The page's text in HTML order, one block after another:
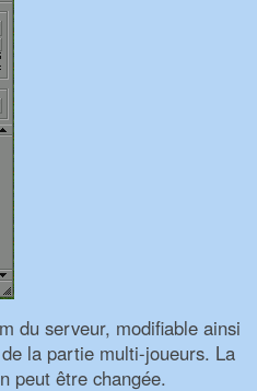
du serveur, modifiable ainsi
la partie multi-joueurs. La
peut être changée.